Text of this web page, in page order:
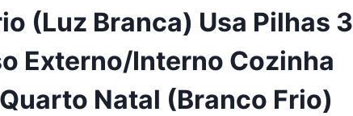
(Luz Branca) Usa Pilhas 3
Externo/Interno Cozinha
Natal (Branco Frio)